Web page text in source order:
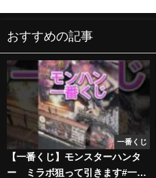
おすすめの記事
一番くじ
【一番くじ】モンスターハンタ
ー ミラボ狙って引きます#一番